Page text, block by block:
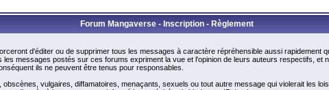
Forum Mangaverse - Inscription - Règlement
d'éditer ou de supprimer tous les messages à caractère répréhensible aussi rapidement
messages postés sur ces forums expriment la vue et l'opinion de leurs auteurs respectifs, et
ils ne peuvent être tenus pour responsables.
vulgaires, diffamatoires, menaçants, sexuels ou tout autre message qui violerait les